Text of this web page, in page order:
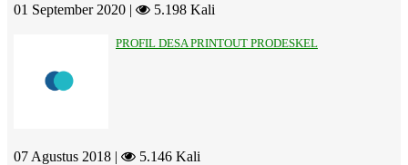
01 September 2020 | 5.198 Kali
PROFIL DESA PRINTOUT PRODESKEL
07 Agustus 2018 | 5.146 Kali